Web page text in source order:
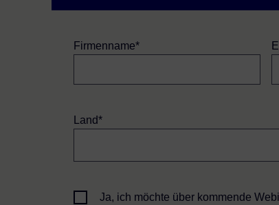
Firmenname*
Land*
Ja, ich möchte über kommende